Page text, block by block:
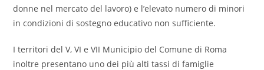
donne nel mercato del lavoro) e l’elevato numero di minori
in condizioni di sostegno educativo non sufficiente.
I territori del V, VI e VII Municipio del Comune di Roma
inoltre presentano uno dei più alti tassi di famiglie